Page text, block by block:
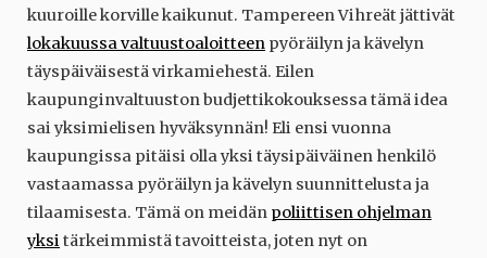
kuuroille korville kaikunut. Tampereen Vihreät jättivät
lokakuussa valtuustoaloitteen pyöräilyn ja kävelyn
täyspäiväisestä virkamiehestä. Eilen
kaupunginvaltuuston budjettikokouksessa tämä idea
sai yksimielisen hyväksynnän! Eli ensi vuonna
kaupungissa pitäisi olla yksi täysipäiväinen henkilö
vastaamassa pyöräilyn ja kävelyn suunnittelusta ja
tilaamisesta. Tämä on meidän poliittisen ohjelman
yksitärkeimmistä tavoitteista, joten nyt on